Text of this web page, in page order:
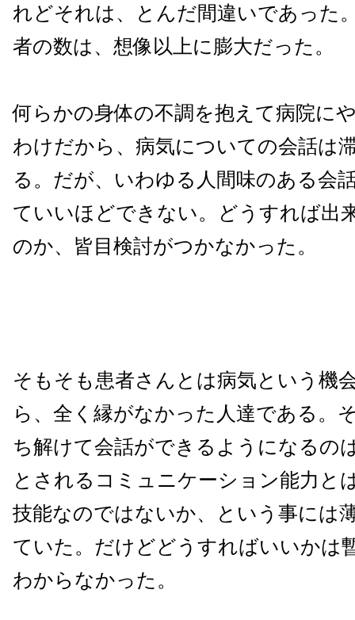
れどそれは、とんだ間違いであった
者の数は、想像以上に膨大だった。
何らかの身体の不調を抱えて病院に
わけだから、病気についての会話は
る。だが、いわゆる人間味のある会
ていいほどできない。どうすれば出
のか、皆目検討がつかなかった。
そもそも患者さんとは病気という機
ら、全く縁がなかった人達である。
ち解けて会話ができるようになるの
とされるコミュニケーション能力と
技能なのではないか、という事には
ていた。だけどどうすればいいかは
わからなかった。